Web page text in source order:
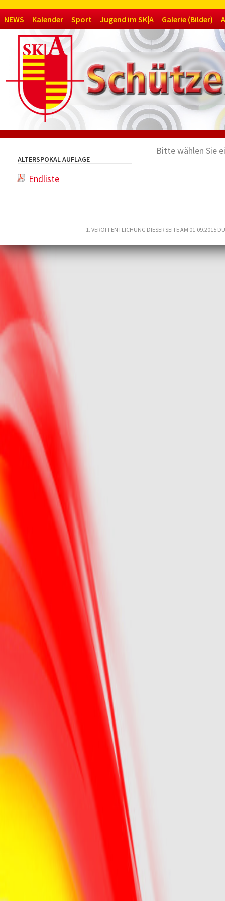
Navigation
überspringen
NEWS Kalender Sport Jugend im SK|A Galerie (Bilder)
Bitte wählen Sie
ALTERSPOKAL AUFLAGE
Endliste
1. VERÖFFENTLICHUNG DIESER SEITE AM 01.09.2015